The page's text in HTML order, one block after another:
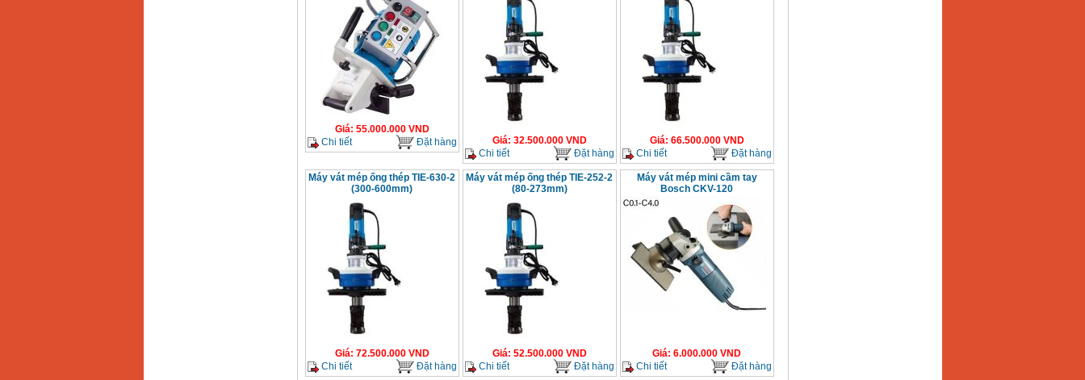
Giá: 55.000.000VND
Chi tiết
Đặt hàng Giá: 32.500.000VND
Chi tiết
Đặt hàng
Giá: 66.500.000VND
Chi tiết
Đặt hàng
Máy vát mép ống thép TIE-630-2
(300-600mm)
Giá: 72.500.000VND
Chi tiết
Đặt hàng
Máy vát mép ống thép TIE-252-2
(80-273mm)
Giá: 52.500.000VND
Chi tiết
Đặt hàng
Máy vát mép mini cầm tay
Bosch CKV-120
Giá: 6.000.000 VND
Chi tiết
Đặt hàng